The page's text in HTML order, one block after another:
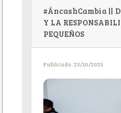
#ÁncashCambia ||
Y LA
PEQUEÑOS
Publicado :23/10/2025